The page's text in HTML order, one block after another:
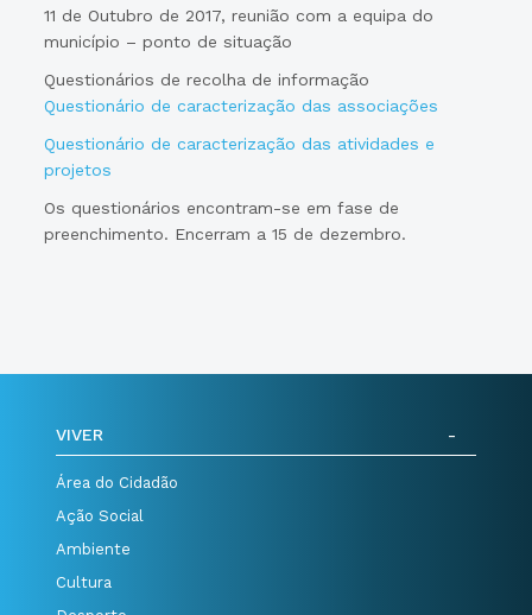
11 de Outubro de 2017, reunião com a equipa do
município – ponto de situação
Questionários de recolha de informação
Questionário de caracterização das associações
Questionário de caracterização das atividades e
projetos
Os questionários encontram-se em fase de
preenchimento. Encerram a 15 de dezembro.
VIVER
Área do Cidadão
Ação Social
Ambiente
Cultura